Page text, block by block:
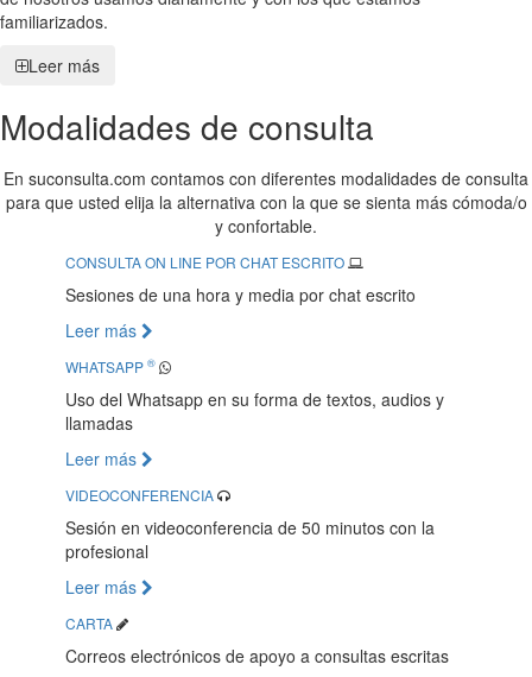
familiarizados.
Leer más
Modalidades de consulta
En suconsulta.com contamos con diferentes modalidades de consulta
para que usted elija la alternativa con la que se sienta más cómoda/o
y confortable.
CONSULTA ON LINE POR CHAT ESCRITO
Sesiones de una hora y media por chat escrito
Leer más
WHATSAPP ®
Uso del Whatsapp en su forma de textos, audios y
llamadas
Leer más
VIDEOCONFERENCIA
Sesión en videoconferencia de 50 minutos con la
profesional
Leer más
CARTA
Correos electrónicos de apoyo a consultas escritas